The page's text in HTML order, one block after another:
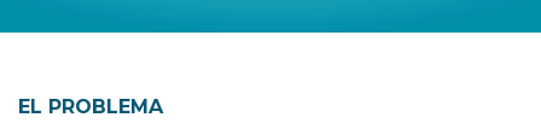
EL PROBLEMA